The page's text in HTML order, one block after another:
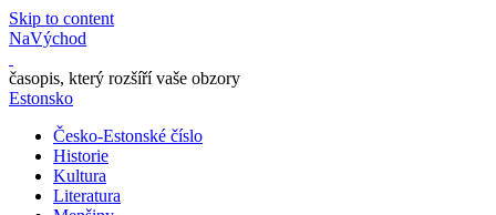
Skip to content
NaVýchod
časopis, který rozšíří vaše obzory
Estonsko
Česko-Estonské číslo
Historie
Kultura
Literatura